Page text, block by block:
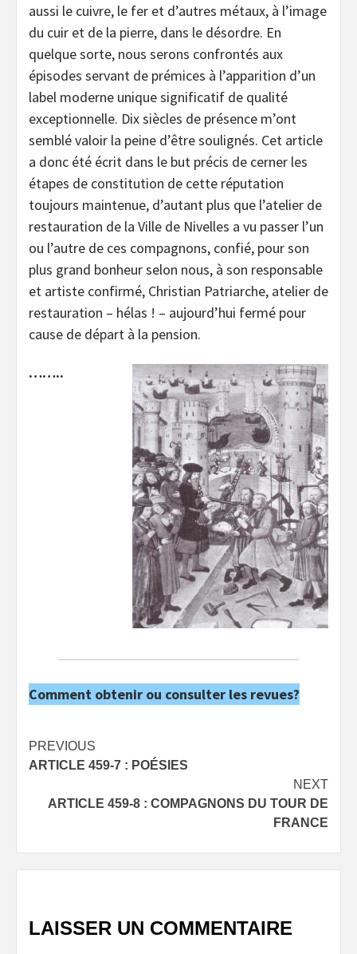
aussi le cuivre, le fer et d’autres métaux, à l’image
du cuir et de la pierre, dans le désordre. En
quelque sorte, nous serons confrontés aux
épisodes servant de prémices à l’apparition d’un
label moderne unique significatif de qualité
exceptionnelle. Dix siècles de présence m’ont
semblé valoir la peine d’être soulignés. Cet article
a donc été écrit dans le but précis de cerner les
étapes de constitution de cette réputation
toujours maintenue, d’autant plus que l’atelier de
restauration de la Ville de Nivelles a vu passer l’un
ou l’autre de ces compagnons, confié, pour son
plus grand bonheur selon nous, à son responsable
et artiste confirmé, Christian Patriarche, atelier de
restauration – hélas ! – aujourd’hui fermé pour
cause de départ à la pension.
……..
Comment obtenir ou consulter les revues?
Post
navigation
PREVIOUS
ARTICLE 459-7 : POÉSIES
NEXT
ARTICLE 459-8 : COMPAGNONS DU TOUR DE
FRANCE
LAISSER UN COMMENTAIRE